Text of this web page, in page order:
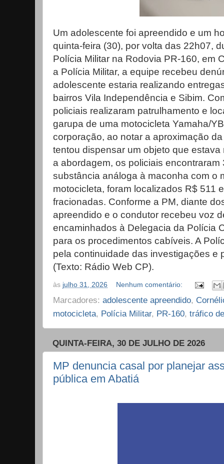
Um adolescente foi apreendido e um
quinta-feira (30), por volta das 22h07,
Polícia Militar na Rodovia PR-160, em
a Polícia Militar, a equipe recebeu
adolescente estaria realizando
bairros Vila Independência e Sibim.
policiais realizaram patrulhamento e
garupa de uma motocicleta Yamaha/
corporação, ao notar a aproximação
tentou dispensar um objeto que
a abordagem, os policiais encontraram
substância análoga à maconha com o
motocicleta, foram localizados R$ 511
fracionadas. Conforme a PM, diante
apreendido e o condutor recebeu voz
encaminhados à Delegacia da Polícia
para os procedimentos cabíveis. A
pela continuidade das investigações e
(Texto: Rádio Web CP).
às julho 31, 2026 Nenhum comentário:
Marcadores: adolescente apreendido,
motocicleta, Polícia Militar, PR-160, tráfico
QUINTA-FEIRA, 30 DE JULHO DE 2026
MP denuncia casal por planejar
pública em Abatiá